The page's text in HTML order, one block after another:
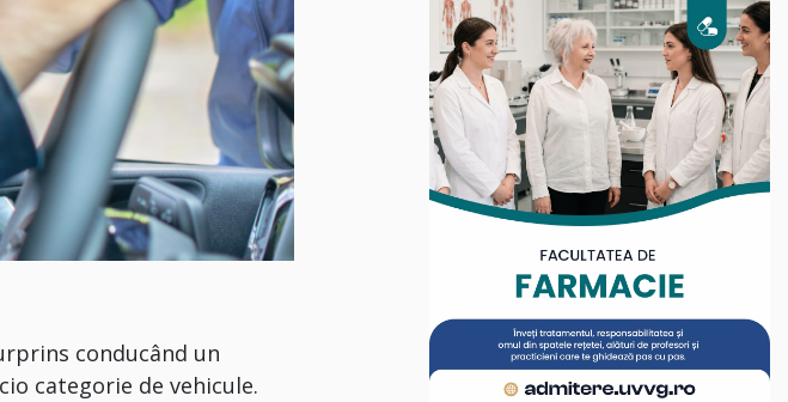
conducând un
categorie de vehicule.